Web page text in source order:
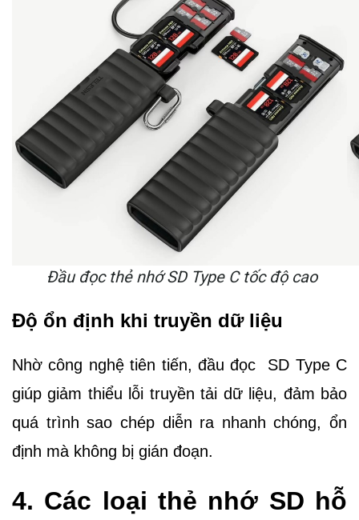
Đầu đọc thẻ nhớ SD Type C tốc độ cao
Độ ổn định khi truyền dữ liệu
Nhờ công nghệ tiên tiến, đầu đọc
SD Type C
giúp giảm thiểu lỗi truyền tải dữ liệu, đảm bảo
quá trình sao chép diễn ra nhanh chóng, ổn
định mà không bị gián đoạn.
4. Các loại thẻ nhớ SD hỗ